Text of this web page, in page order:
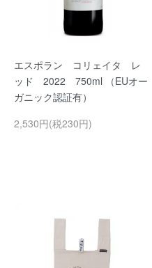
エスポラン コリェイタ レ
ッド 2022 750ml （EUオー
ガニック認証有）
2,530円(税230円)